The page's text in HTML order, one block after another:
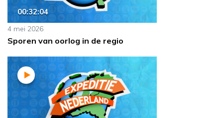
00:32:04
4 mei 2026
Sporen van oorlog in de regio